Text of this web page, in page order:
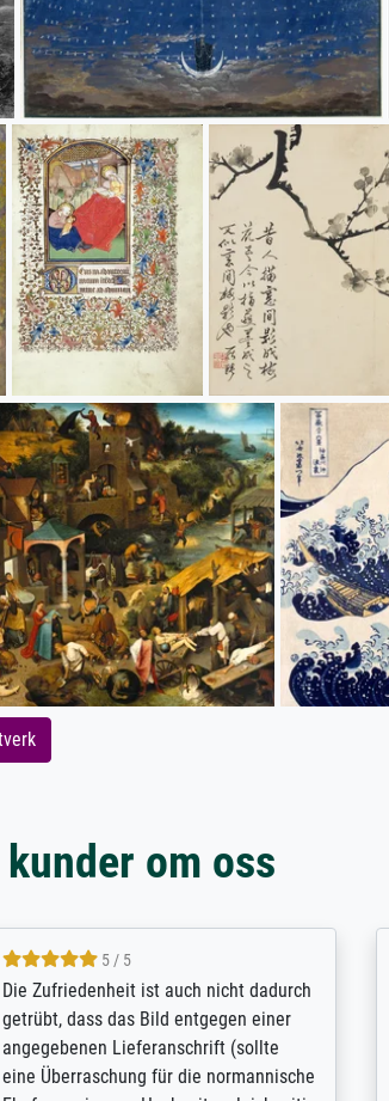
om oss
4.8 / 5
Hervorragende Qualität. Man kann sich
vieles anpassen lassen, wie z.B.:
Randentfernung, Farbe, Helligkeit,
Kontrast und Weiteres. Sehr freundliche